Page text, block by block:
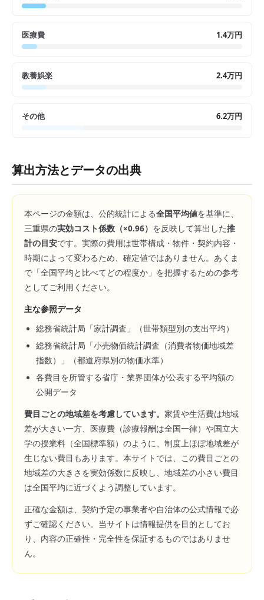
医療費 1.4万円
教養娯楽 2.4万円
その他 6.2万円
算出方法とデータの出典
本ページの金額は、公的統計による全国平均値を基準に、
三重県の実効コスト係数（×0.96） を反映して算出した推
計の目安です。実際の費用は世帯構成・物件・契約内容・
時期によって変わるため、確定値ではありません。あくま
で「全国平均と比べてどの程度か」を把握するための参考
としてご利用ください。
主な参照データ
総務省統計局「家計調査」（世帯類型別の支出平均）
総務省統計局「小売物価統計調査（消費者物価地域差
指数）」（都道府県別の物価水準）
各費目を所管する省庁・業界団体が公表する平均額の
公開データ
費目ごとの地域差を考慮しています。 家賃や生活費は地域
差が大きい一方、医療費（診療報酬は全国一律）や国立大
学の授業料（全国標準額）のように、制度上ほぼ地域差が
生じない費目もあります。本サイトでは、この費目ごとの
地域差の大きさを実効係数に反映し、地域差の小さい費目
は全国平均に近づくよう調整しています。
正確な金額は、契約予定の事業者や自治体の公式情報で必
ずご確認ください。当サイトは情報提供を目的としてお
り、内容の正確性・完全性を保証するものではありませ
ん。